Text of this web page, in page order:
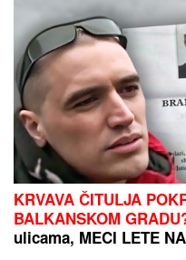
karijeri,